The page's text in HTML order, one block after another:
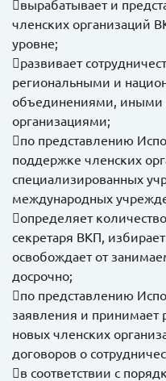
вырабатывает и
членских организаций
уровне;
развивает
региональными и
объединениями,
организациями;
по представлению
поддержке членских
специализированных
международных
определяет
секретаря ВКП,
освобождает от
досрочно;
по представлению
заявления и
новых членских
договоров о
в соответствии с